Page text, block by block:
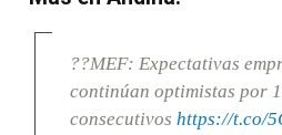
??MEF: Expectativas
continúan optimistas por
consecutivos https://t.co/